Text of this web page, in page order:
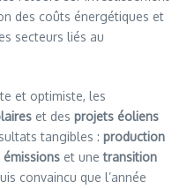
des coûts énergétiques et
secteurs liés au
et optimiste, les
et des projets éoliens
tangibles : production
et unetransition
convaincu que l’année